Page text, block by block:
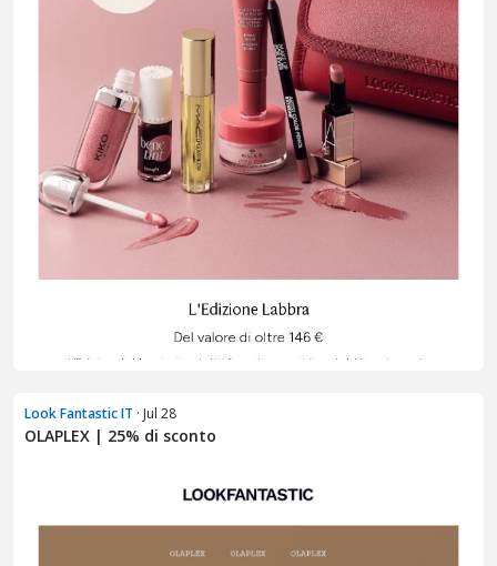
Look Fantastic IT · Jul 28
OLAPLEX | 25% di sconto